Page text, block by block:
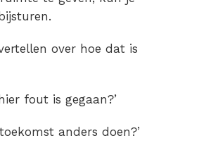
over hoe dat is
fout is gegaan?’
anders doen?’